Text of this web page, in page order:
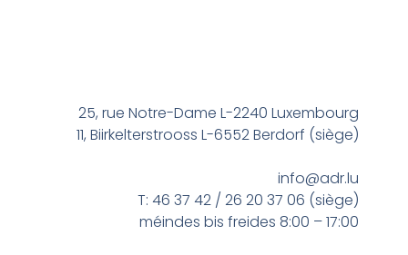
25, rue Notre-Dame L-2240 Luxembourg
11, Biirkelterstrooss L-6552 Berdorf (siège)
info@adr.lu
T: 46 37 42 / 26 20 37 06 (siège)
méindes bis freides 8:00 – 17:00